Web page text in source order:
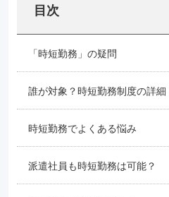
目次
「時短勤務」の疑問
誰が対象？時短勤務制度の詳細
時短勤務でよくある悩み
派遣社員も時短勤務は可能？